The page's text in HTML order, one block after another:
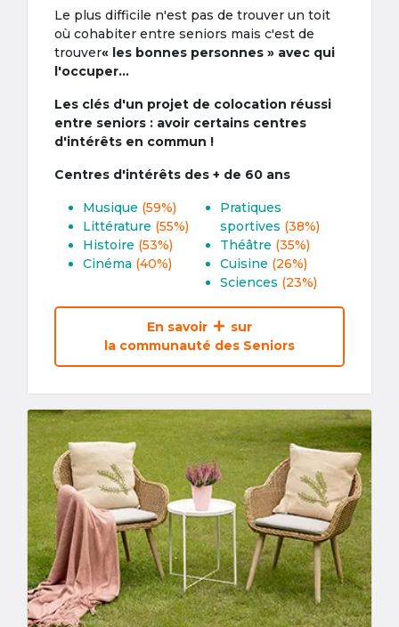
Le plus difficile n'est pas de trouver un toit
où cohabiter entre seniors mais c'est de
trouver« les bonnes personnes » avec qui
l'occuper...
Les clés d'un projet de colocation réussi
entre seniors : avoir certains centres
d'intérêts en commun !
Centres d'intérêts des + de 60 ans
Musique (59%)
Littérature (55%)
Histoire (53%)
Cinéma (40%)
Pratiques
sportives (38%)
Théâtre (35%)
Cuisine (26%)
Sciences (23%)
En savoir
sur
la communauté des Seniors